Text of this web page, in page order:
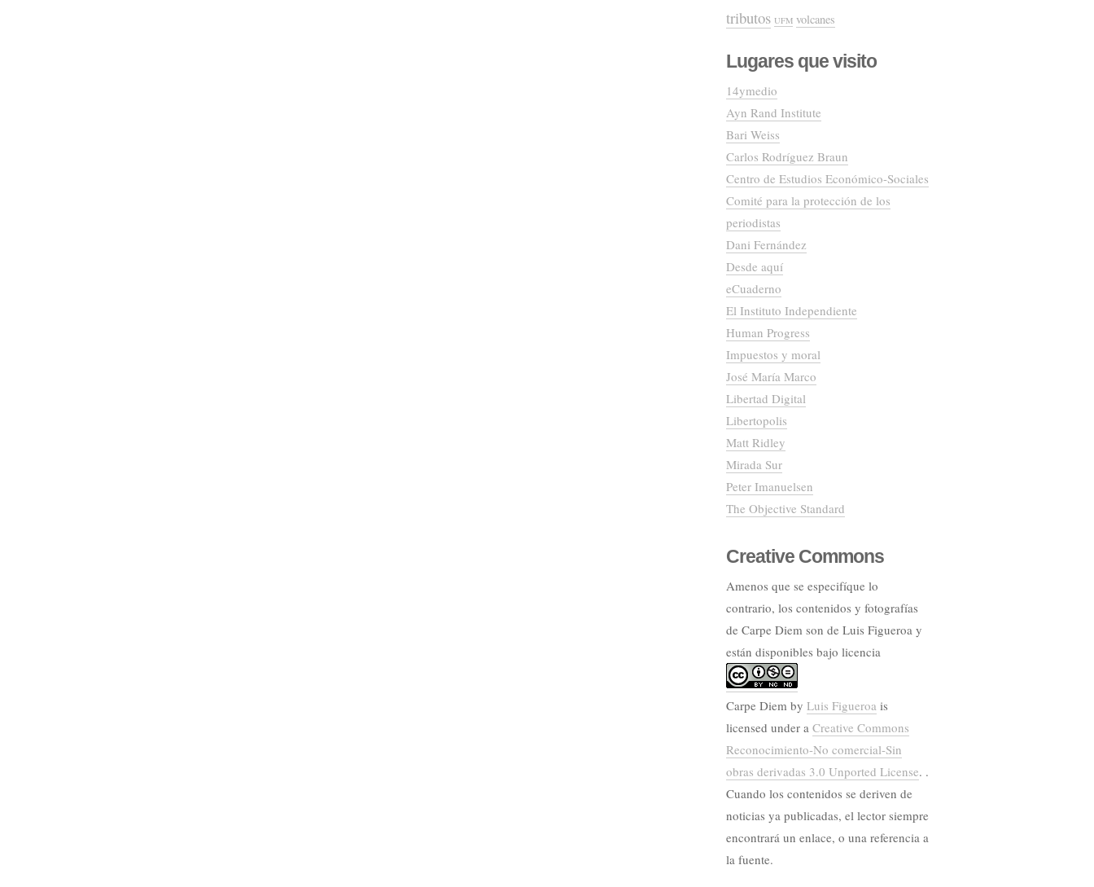
tributos UFM volcanes
Lugares que visito
14ymedio
Ayn Rand Institute
Bari Weiss
Carlos Rodríguez Braun
Centro de Estudios Económico-Sociales
Comité para la protección de los
periodistas
Dani Fernández
Desde aquí
eCuaderno
El Instituto Independiente
Human Progress
Impuestos y moral
José María Marco
Libertad Digital
Libertopolis
Matt Ridley
Mirada Sur
Peter Imanuelsen
The Objective Standard
Creative Commons
Amenos que se especifíque lo
contrario, los contenidos y fotografías
de Carpe Diem son de Luis Figueroa y
están disponibles bajo licencia
Carpe Diem by Luis Figueroa is
licensed under a Creative Commons
Reconocimiento-No comercial-Sin
obras derivadas 3.0 Unported License. .
Cuando los contenidos se deriven de
noticias ya publicadas, el lector siempre
encontrará un enlace, o una referencia a
la fuente.